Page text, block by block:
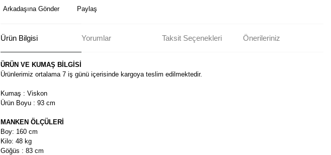
Arkadaşına Gönder Paylaş
Ürün Bilgisi Yorumlar Taksit Seçenekleri Önerileriniz
ÜRÜN VE KUMAŞ BİLGİSİ
Ürünlerimiz ortalama 7 iş günü içerisinde kargoya teslim edilmektedir.
Kumaş : Viskon
Ürün Boyu : 93 cm
MANKEN ÖLÇÜLERİ
Boy: 160 cm
Kilo: 48 kg
Göğüs : 83 cm